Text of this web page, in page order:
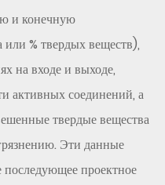
и конечную
% твердых веществ),
на входе и выходе,
активных соединений, а
твердые вещества
Эти данные
последующее проектное